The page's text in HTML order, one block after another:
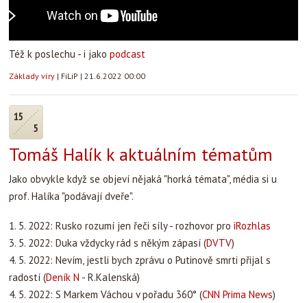
Též k poslechu - i jako podcast
Základy víry | FiLiP | 21.6.2022 00:00
15
5
Tomáš Halík k aktuálním tématům
Jako obvykle když se objeví nějaká "horká témata", média si u
prof. Halíka "podávají dveře".
1. 5. 2022: Rusko rozumí jen řeči síly - rozhovor pro iRozhlas
3. 5. 2022: Duka vždycky rád s někým zápasí (DVTV)
4. 5. 2022: Nevím, jestli bych zprávu o Putinově smrti přijal s
radostí (Deník N - R.Kalenská)
4. 5. 2022: S Markem Váchou v pořadu 360° (CNN Prima News)